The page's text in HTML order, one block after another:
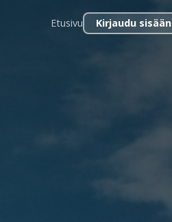
Etusivu Kirjaudu sisään